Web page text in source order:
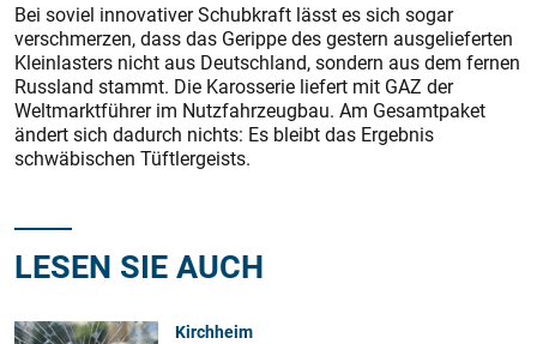
Bei soviel innovativer Schubkraft lässt es sich sogar
verschmerzen, dass das Gerippe des gestern ausgelieferten
Kleinlasters nicht aus Deutschland, sondern aus dem fernen
Russland stammt. Die Karosserie liefert mit GAZ der
Weltmarktführer im Nutzfahrzeugbau. Am Gesamtpaket
ändert sich dadurch nichts: Es bleibt das Ergebnis
schwäbischen Tüftlergeists.
LESEN SIE AUCH
Kirchheim